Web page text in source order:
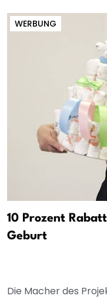
WERBUNG
10 Prozent
Geburt
Die Macher des